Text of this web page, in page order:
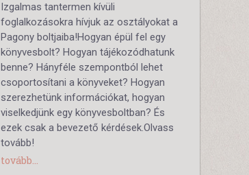
Izgalmas tantermen kívüli
foglalkozásokra hívjuk az osztályokat a
Pagony boltjaiba!Hogyan épül fel egy
könyvesbolt? Hogyan tájékozódhatunk
benne? Hányféle szempontból lehet
csoportosítani a könyveket? Hogyan
szerezhetünk információkat, hogyan
viselkedjünk egy könyvesboltban? És
ezek csak a bevezető kérdések.Olvass
tovább!
tovább...